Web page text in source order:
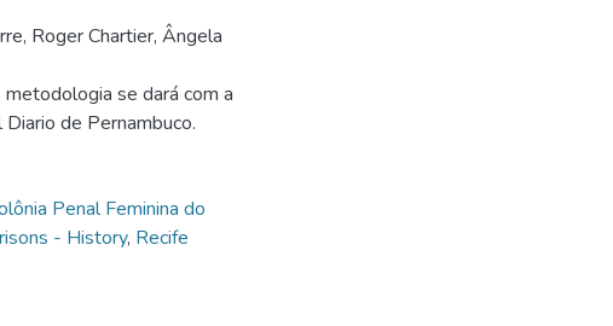
Roger Chartier, Ângela
se dará com a
de Pernambuco.
Penal Feminina do
- History, Recife